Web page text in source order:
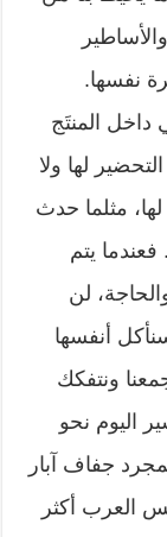
نفسها.
المنتَج
لها ولا
مثلما حدث
يتم
لن
أنفسها
ونتفكك
اليوم نحو
جفاف آبار
العرب أكثر